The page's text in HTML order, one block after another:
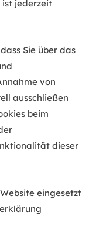
ist jederzeit
Sie über das
von
ausschließen
beim
dieser
eingesetzt